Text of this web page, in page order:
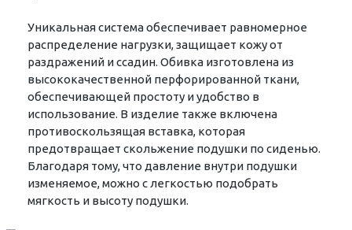
Уникальная система обеспечивает равномерное
распределение нагрузки, защищает кожу от
раздражений и ссадин. Обивка изготовлена из
высококачественной перфорированной ткани,
обеспечивающей простоту и удобство в
использование. В изделие также включена
противоскользящая вставка, которая
предотвращает скольжение подушки по сиденью.
Благодаря тому, что давление внутри подушки
изменяемое, можно с легкостью подобрать
мягкость и высоту подушки.